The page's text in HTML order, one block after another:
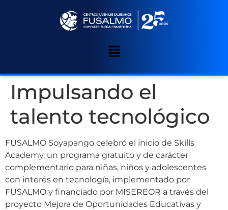
Impulsando el
talento tecnológico
FUSALMO Soyapango celebró el inicio de Skills
Academy, un programa gratuito y de carácter
complementario para niñas, niños y adolescentes
con interés en tecnología, implementado por
FUSALMO y financiado por MISEREOR a través del
proyecto Mejora de Oportunidades Educativas y